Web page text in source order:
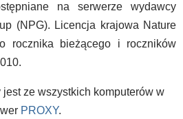
na serwerze wydawcy
(NPG). Licencja krajowa Nature
rocznika bieżącego i roczników
ze wszystkich komputerów w
PROXY.